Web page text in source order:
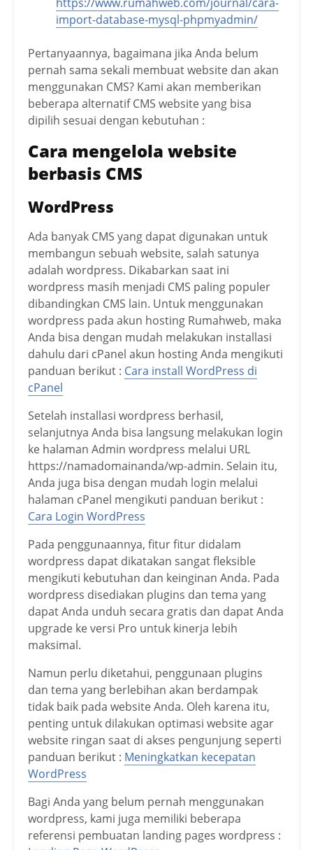
import-database-mysql-phpmyadmin/
Pertanyaannya, bagaimana jika Anda belum
pernah sama sekali membuat website dan akan
menggunakan CMS? Kami akan memberikan
beberapa alternatif CMS website yang bisa
dipilih sesuai dengan kebutuhan :
Cara mengelola website
berbasis CMS
WordPress
Ada banyak CMS yang dapat digunakan untuk
membangun sebuah website, salah satunya
adalah wordpress. Dikabarkan saat ini
wordpress masih menjadi CMS paling populer
dibandingkan CMS lain. Untuk menggunakan
wordpress pada akun hosting Rumahweb, maka
Anda bisa dengan mudah melakukan installasi
dahulu dari cPanel akun hosting Anda mengikuti
panduan berikut : Cara install WordPress di
cPanel
Setelah installasi wordpress berhasil,
selanjutnya Anda bisa langsung melakukan login
ke halaman Admin wordpress melalui URL
https://namadomainanda/wp-admin. Selain itu,
Anda juga bisa dengan mudah login melalui
halaman cPanel mengikuti panduan berikut :
Cara Login WordPress
Pada penggunaannya, fitur fitur didalam
wordpress dapat dikatakan sangat fleksible
mengikuti kebutuhan dan keinginan Anda. Pada
wordpress disediakan plugins dan tema yang
dapat Anda unduh secara gratis dan dapat Anda
upgrade ke versi Pro untuk kinerja lebih
maksimal.
Namun perlu diketahui, penggunaan plugins
dan tema yang berlebihan akan berdampak
tidak baik pada website Anda. Oleh karena itu,
penting untuk dilakukan optimasi website agar
website ringan saat di akses pengunjung seperti
panduan berikut : Meningkatkan kecepatan
WordPress
Bagi Anda yang belum pernah menggunakan
wordpress, kami juga memiliki beberapa
referensi pembuatan landing pages wordpress :